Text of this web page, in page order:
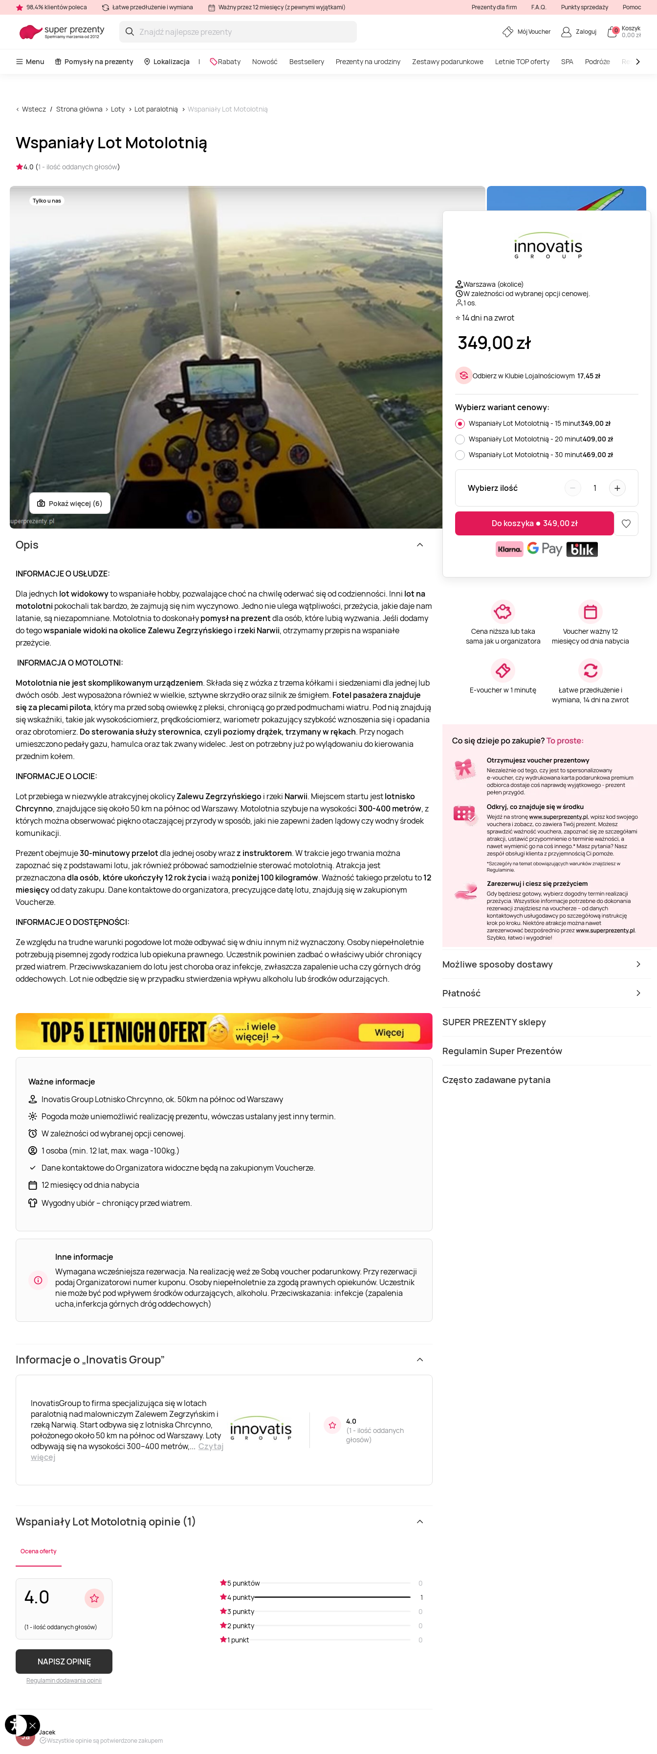
98,4% klientów poleca Łatwe przedłużenie i wymiana Ważny przez 12 miesięcy (z pewnymi wyjątkami) Prezenty dla firm F.A.Q. Punkty sprzedaży Pomoc
Mój Voucher Zaloguj 0 Koszyk
0,00 zł
Menu Pomysły na prezenty Lokalizacja Rabaty Nowość Bestsellery Prezenty na urodziny Zestawy podarunkowe Letnie TOP oferty SPA Podróże
Wstecz Strona główna Loty Lot paralotnią Wspaniały Lot Motolotnią
Wspaniały Lot Motolotnią
4.0 (1 - ilość oddanych głosów)
Tylko u nas
Pokaż więcej (6)
Warszawa (okolice)
W zależności od wybranej opcji cenowej.
1 os.
⭐ 14 dni na zwrot
349,00zł
Odbierz w Klubie Lojalnościowym 17,45 zł
Wybierz wariant cenowy:
Wspaniały Lot Motolotnią - 15 minut349,00 zł
Wspaniały Lot Motolotnią - 20 minut409,00 zł
Wspaniały Lot Motolotnią - 30 minut469,00 zł
Wybierz ilość − 1 +
Do koszyka 349,00zł
Cena niższa lub taka
sama jak u organizatora
Voucher ważny 12
miesięcy od dnia nabycia
E-voucher w 1 minutę
Łatwe przedłużenie i
wymiana, 14 dni na zwrot
Możliwe sposoby dostawy
Płatność
SUPER PREZENTY sklepy
Regulamin Super Prezentów
Często zadawane pytania
Opis
INFORMACJE O USŁUDZE:
Dla jednych lot widokowyto wspaniałe hobby, pozwalające choć na chwilę oderwać się od codzienności. Inni lot na
motolotni pokochali tak bardzo, że zajmują się nim wyczynowo. Jedno nie ulega wątpliwości, przeżycia, jakie daje nam
latanie, są niezapomniane. Motolotnia to doskonałypomysł na prezentdla osób, które lubią wyzwania. Jeśli dodamy
do tegowspaniale widoki na okolice Zalewu Zegrzyńskiego i rzeki Narwii, otrzymamy przepis na wspaniałe
przeżycie.
INFORMACJA O MOTOLOTNI:
Motolotnia nie jest skomplikowanym urządzeniem. Składa się z wózka z trzema kółkami i siedzeniami dla jednej lub
dwóch osób. Jest wyposażona również w wielkie, sztywne skrzydło oraz silnik ze śmigłem. Fotel pasażera znajduje
się za plecami pilota, który ma przed sobą owiewkę z pleksi, chroniącą go przed podmuchami wiatru. Pod nią znajdują
się wskaźniki, takie jak wysokościomierz, prędkościomierz, wariometr pokazujący szybkość wznoszenia się i opadania
oraz obrotomierz. Do sterowania służy sterownica, czyli poziomy drążek, trzymany w rękach. Przy nogach
umieszczono pedały gazu, hamulca oraz tak zwany widelec. Jest on potrzebny już po wylądowaniu do kierowania
przednim kołem.
INFORMACJE O LOCIE:
Lot przebiega w niezwykle atrakcyjnej okolicyZalewu Zegrzyńskiego i rzeki Narwii. Miejscem startu jestlotnisko
Chrcynno, znajdujące się około 50 km na północ od Warszawy. Motolotnia szybuje na wysokości300-400 metrów, z
których można obserwować piękno otaczającej przyrody w sposób, jaki nie zapewni żaden lądowy czy wodny środek
komunikacji.
Prezent obejmuje30-minutowy przelotdla jednej osoby wrazz instruktorem. W trakcie jego trwania można
zapoznać się z podstawami lotu, jak również próbować samodzielnie sterować motolotnią. Atrakcja jest
przeznaczonadla osób, które ukończyły 12 rok życiai ważą poniżej 100 kilogramów. Ważność takiego przelotu to12
miesięcyod daty zakupu. Dane kontaktowe do organizatora, precyzujące datę lotu, znajdują się w zakupionym
Voucherze.
INFORMACJE O DOSTĘPNOŚCI:
Ze względu na trudne warunki pogodowe lot może odbywać się w dniu innym niż wyznaczony. Osoby niepełnoletnie
potrzebują pisemnej zgody rodzica lub opiekuna prawnego. Uczestnik powinien zadbać o właściwy ubiór chroniący
przed wiatrem. Przeciwwskazaniem do lotu jest choroba oraz infekcje, zwłaszcza zapalenie ucha czy górnych dróg
oddechowych. Lot nie odbędzie się w przypadku stwierdzenia wpływu alkoholu lub środków odurzających.
Ważne informacje
Inovatis Group Lotnisko Chrcynno, ok. 50km na północ od Warszawy
Pogoda może uniemożliwić realizację prezentu, wówczas ustalany jest inny termin.
W zależności od wybranej opcji cenowej.
1 osoba (min. 12 lat, max. waga -100kg.)
Dane kontaktowe do Organizatora widoczne będą na zakupionym Voucherze.
12 miesięcy od dnia nabycia
Wygodny ubiór – chroniący przed wiatrem.
Inne informacje
Wymagana wcześniejsza rezerwacja. Na realizację weź ze Sobą voucher podarunkowy. Przy rezerwacji
podaj Organizatorowi numer kuponu. Osoby niepełnoletnie za zgodą prawnych opiekunów. Uczestnik
nie może być pod wpływem środków odurzających, alkoholu. Przeciwskazania: infekcje (zapalenia
ucha,inferkcja górnych dróg oddechowych)
Informacje o „Inovatis Group”
InovatisGroup to firma specjalizująca się w lotach
paralotnią nad malowniczym Zalewem Zegrzyńskim i
rzeką Narwią. Start odbywa się z lotniska Chrcynno,
położonego około 50 km na północ od Warszawy. Loty
odbywają się na wysokości 300–400 metrów,... Czytaj
więcej
4.0
(1 - ilość oddanych
głosów)
Wspaniały Lot Motolotnią opinie (1)
Ocena oferty
4.0
(1 - ilość oddanych głosów)
NAPISZ OPINIĘ
Regulamin dodawania opinii
5 punktów
0
4 punkty
1
3 punkty
0
2 punkty
0
1 punkt
0
Ja
Jacek
Wszystkie opinie są potwierdzone zakupem